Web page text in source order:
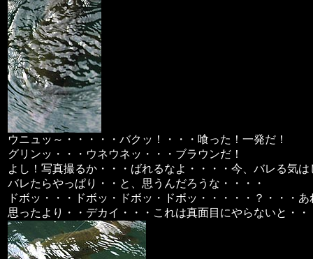
ウニュッ～・・・・・バクッ！・・・喰った！一発だ！
グリンッ・・・ウネウネッ・・・ブラウンだ！
よし！写真撮るか・・・ばれるなよ・・・・今、バレる気
バレたらやっぱり・・と、思うんだろうな・・・・
ドボッ・・・ドボッ・ドボッ・ドボッ・・・・・？・・・
思ったより・・デカイ・・・これは真面目にやらないと・・